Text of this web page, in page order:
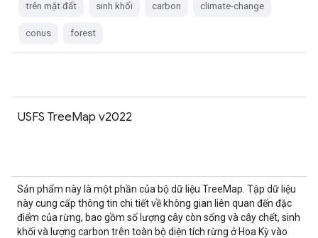
trên mặt đất sinh khối carbon climate-change
conus forest
USFS TreeMap v2022
Sản phẩm này là một phần của bộ dữ liệu TreeMap. Tập dữ liệu
này cung cấp thông tin chi tiết về không gian liên quan đến đặc
điểm của rừng, bao gồm số lượng cây còn sống và cây chết, sinh
khối và lượng carbon trên toàn bộ diện tích rừng ở Hoa Kỳ vào